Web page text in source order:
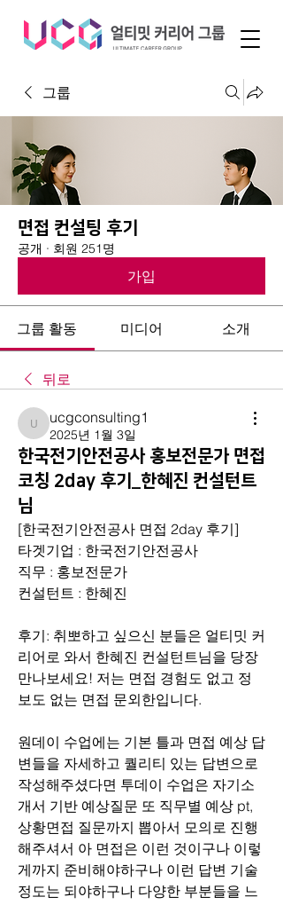
그룹
면접 컨설팅 후기
공개 · 회원 251명
가입
그룹 활동 미디어 소개
뒤로
ucgconsulting1
ucgconsulting1
2025년 1월 3일
한국전기안전공사 홍보전문가 면접
코칭 2day 후기_한혜진 컨설턴트
님
[한국전기안전공사 면접 2day 후기]
타겟기업 : 한국전기안전공사
직무 : 홍보전문가
컨설턴트 : 한혜진
후기: 취뽀하고 싶으신 분들은 얼티밋 커
리어로 와서 한혜진 컨설턴트님을 당장
만나보세요! 저는 면접 경험도 없고 정
보도 없는 면접 문외한입니다.
원데이 수업에는 기본 틀과 면접 예상 답
변들을 자세하고 퀄리티 있는 답변으로
작성해주셨다면 투데이 수업은 자기소
개서 기반 예상질문 또 직무별 예상 pt,
상황면접 질문까지 뽑아서 모의로 진행
해주셔서 아 면접은 이런 것이구나 이렇
게까지 준비해야하구나 이런 답변 기술
정도는 되야하구나 다양한 부분들을 느